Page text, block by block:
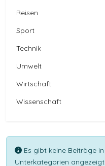
Reisen
Sport
Technik
Umwelt
Wirtschaft
Wissenschaft
Information
Es gibt keine Beiträge
Unterkategorien